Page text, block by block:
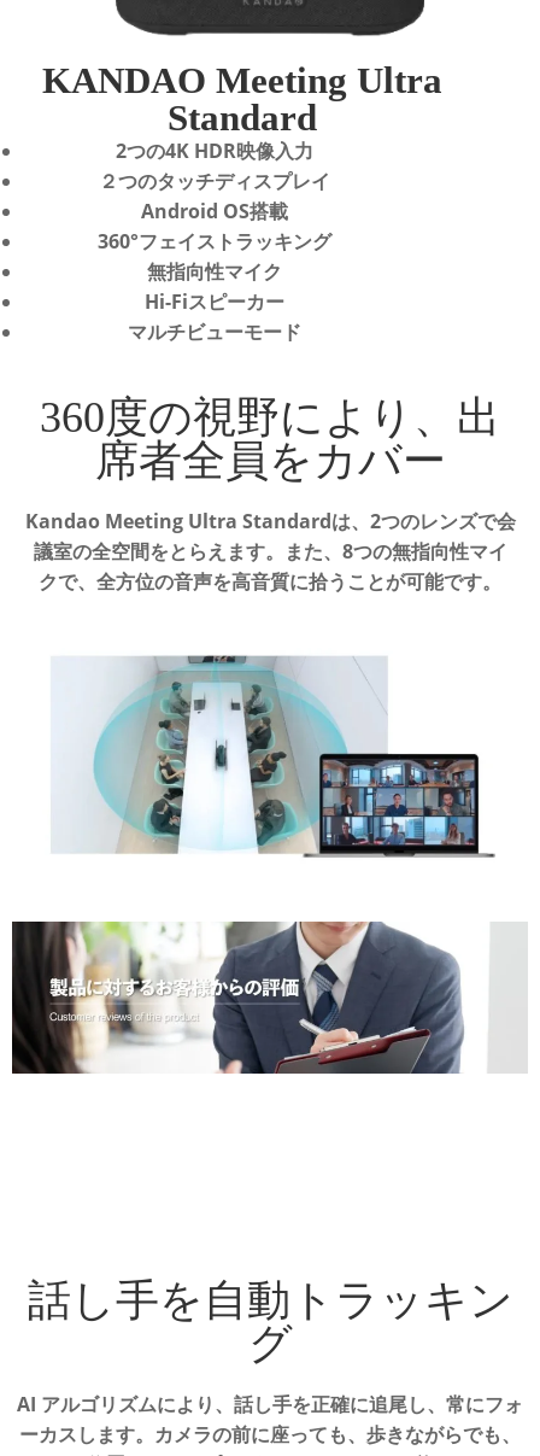
KANDAO Meeting Ultra
Standard
2つの4K HDR映像入力
２つのタッチディスプレイ
Android OS搭載
360°フェイストラッキング
無指向性マイク
Hi-Fiスピーカー
マルチビューモード
360度の視野により、出
席者全員をカバー
Kandao Meeting Ultra Standardは、2つのレンズで会
議室の全空間をとらえます。 また、8つの無指向性マイ
クで、全方位の音声を高音質に拾うことが可能です。
話し手を自動トラッキン
グ
AI アルゴリズムにより、話し手を正確に追尾し、常にフォ
ーカスします。 カメラの前に座っても、歩きながらでも、